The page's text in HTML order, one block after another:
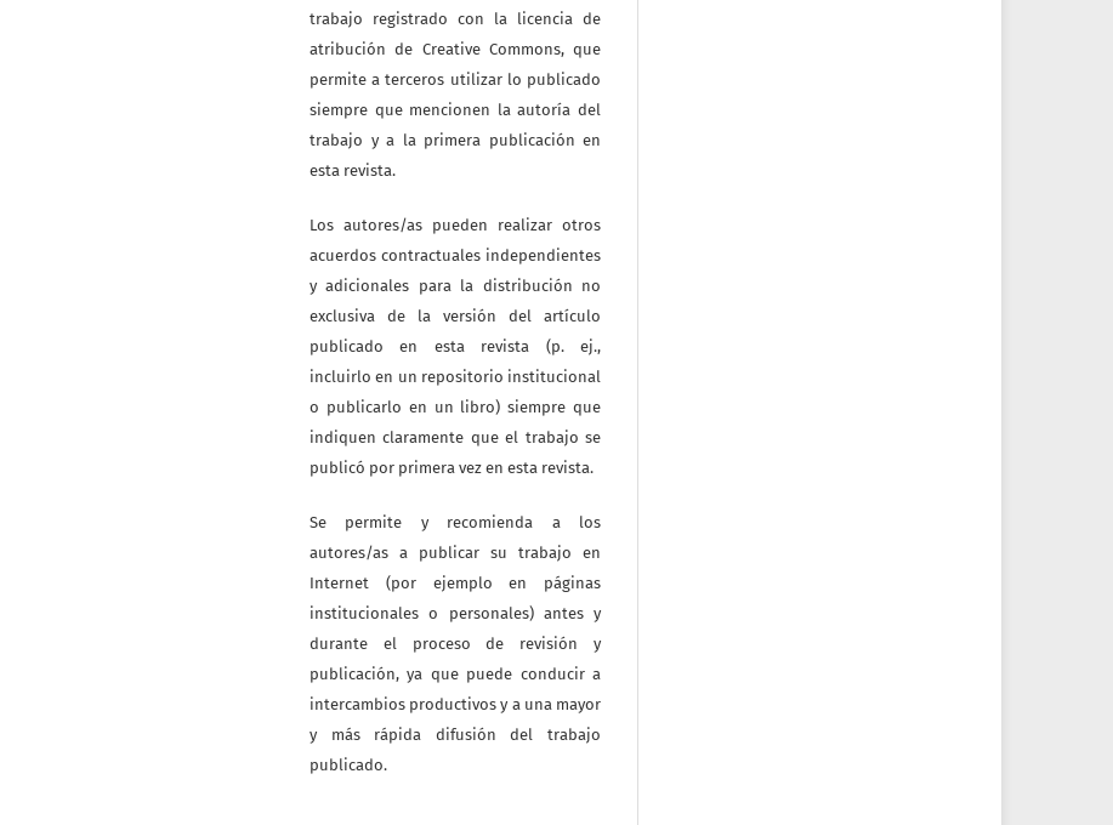
trabajo registrado con la licencia de
atribución de Creative Commons, que
permite a terceros utilizar lo publicado
siempre que mencionen la autoría del
trabajo y a la primera publicación en
esta revista.
Los autores/as pueden realizar otros
acuerdos contractuales independientes
y adicionales para la distribución no
exclusiva de la versión del artículo
publicado en esta revista (p. ej.,
incluirlo en un repositorio institucional
o publicarlo en un libro) siempre que
indiquen claramente que el trabajo se
publicó por primera vez en esta revista.
Se permite y recomienda a los
autores/as a publicar su trabajo en
Internet (por ejemplo en páginas
institucionales o personales) antes y
durante el proceso de revisión y
publicación, ya que puede conducir a
intercambios productivos y a una mayor
y más rápida difusión del trabajo
publicado.